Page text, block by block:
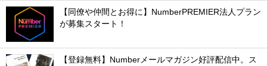
【同僚や仲間とお得に】NumberPREMIER法人プラン
が募集スタート！
【登録無料】Numberメールマガジン好評配信中。ス